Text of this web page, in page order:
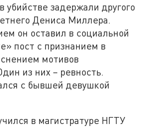
убийстве задержали другого
Дениса Миллера.
он оставил в социальной
пост с признанием в
мотивов
из них – ревность.
с бывшей девушкой
в магистратуре НГТУ